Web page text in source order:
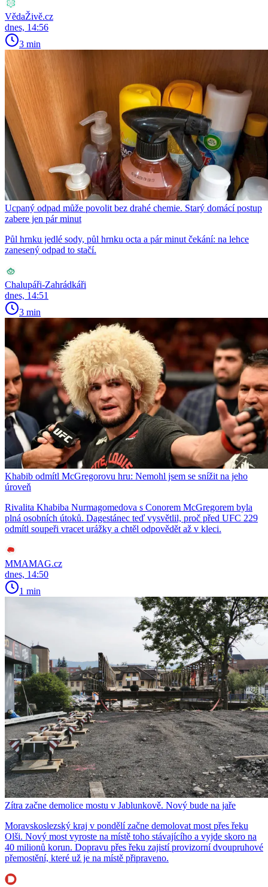
VědaŽivě.cz
dnes, 14:56
3 min
Ucpaný odpad může povolit bez drahé chemie. Starý domácí postup
zabere jen pár minut
Půl hrnku jedlé sody, půl hrnku octa a pár minut čekání: na lehce
zanesený odpad to stačí.
Chalupáři-Zahrádkáři
dnes, 14:51
3 min
Khabib odmítl McGregorovu hru: Nemohl jsem se snížit na jeho
úroveň
Rivalita Khabiba Nurmagomedova s Conorem McGregorem byla
plná osobních útoků. Dagestánec teď vysvětlil, proč před UFC 229
odmítl soupeři vracet urážky a chtěl odpovědět až v kleci.
MMAMAG.cz
dnes, 14:50
1 min
Zítra začne demolice mostu v Jablunkově. Nový bude na jaře
Moravskoslezský kraj v pondělí začne demolovat most přes řeku
Olši. Nový most vyroste na místě toho stávajícího a vyjde skoro na
40 milionů korun. Dopravu přes řeku zajistí provizorní dvoupruhové
přemostění, které už je na místě připraveno.